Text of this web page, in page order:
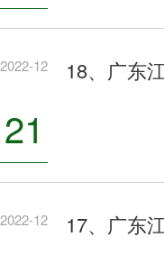
2022-12
21
18、广东
2022-12 17、广东